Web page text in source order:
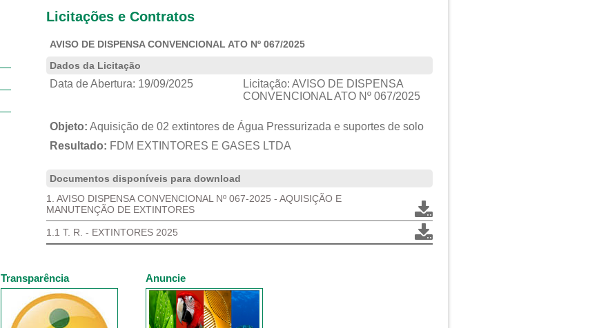
Licitações e Contratos
AVISO DE DISPENSA CONVENCIONAL ATO Nº 067/2025
Dados da Licitação
Data de Abertura: 19/09/2025 Licitação: AVISO DE DISPENSA
CONVENCIONAL ATO Nº 067/2025
Objeto: Aquisição de 02 extintores de Água Pressurizada e suportes de solo
Resultado: FDM EXTINTORES E GASES LTDA
Documentos disponíveis para download
1. AVISO DISPENSA CONVENCIONAL Nº 067-2025 - AQUISIÇÃO E
MANUTENÇÃO DE EXTINTORES
1.1 T. R. - EXTINTORES 2025
Transparência Anuncie